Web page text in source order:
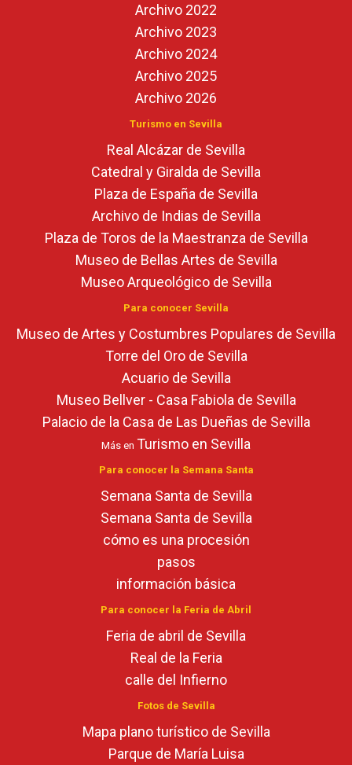
Archivo 2022
Archivo 2023
Archivo 2024
Archivo 2025
Archivo 2026
Turismo en Sevilla
Real Alcázar de Sevilla
Catedral y Giralda de Sevilla
Plaza de España de Sevilla
Archivo de Indias de Sevilla
Plaza de Toros de la Maestranza de Sevilla
Museo de Bellas Artes de Sevilla
Museo Arqueológico de Sevilla
Para conocer Sevilla
Museo de Artes y Costumbres Populares de Sevilla
Torre del Oro de Sevilla
Acuario de Sevilla
Museo Bellver - Casa Fabiola de Sevilla
Palacio de la Casa de Las Dueñas de Sevilla
Más en Turismo en Sevilla
Para conocer la Semana Santa
Semana Santa de Sevilla
Semana Santa de Sevilla
cómo es una procesión
pasos
información básica
Para conocer la Feria de Abril
Feria de abril de Sevilla
Real de la Feria
calle del Infierno
Fotos de Sevilla
Mapa plano turístico de Sevilla
Parque de María Luisa